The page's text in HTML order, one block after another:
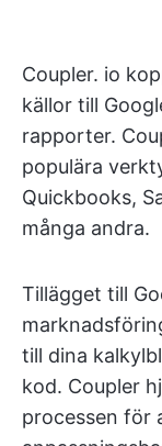
Coupler. io
källor till
rapporter.
populära
Quickbooks,
många andra.
Tillägget till
till dina
kod. Coupler
processen för